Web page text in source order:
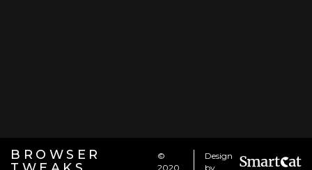
BROWSER
©
2020
Design
by